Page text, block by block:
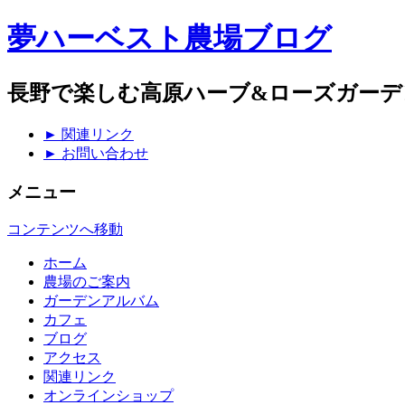
夢ハーベスト農場ブログ
長野で楽しむ高原ハーブ&ローズガー
► 関連リンク
► お問い合わせ
メニュー
コンテンツへ移動
ホーム
農場のご案内
ガーデンアルバム
カフェ
ブログ
アクセス
関連リンク
オンラインショップ